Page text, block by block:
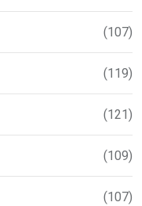
(107)
(119)
(121)
(109)
(107)